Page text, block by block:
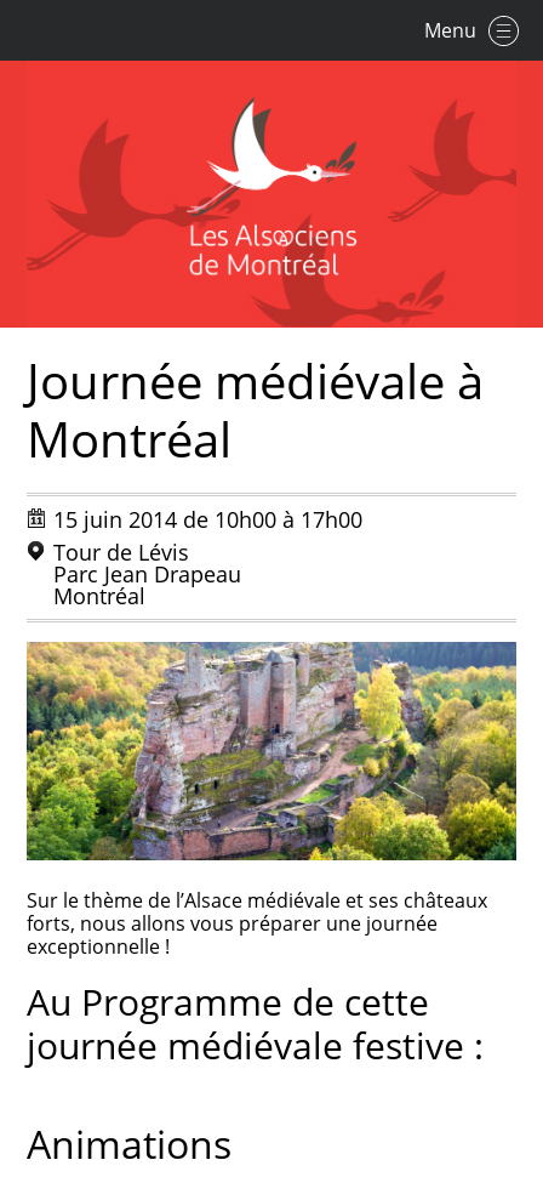
Menu
Journée médiévale à
Montréal
15 juin 2014 de 10h00 à 17h00
Tour de Lévis
Parc Jean Drapeau
Montréal
Sur le thème de l’Alsace médiévale et ses châteaux
forts, nous allons vous préparer une journée
exceptionnelle !
Au Programme de cette
journée médiévale festive :
Animations